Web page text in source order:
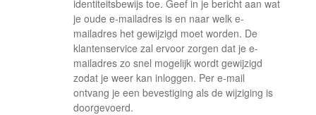
identiteitsbewijs toe. Geef in je bericht aan wat
je oude e-mailadres is en naar welk e-
mailadres het gewijzigd moet worden. De
klantenservice zal ervoor zorgen dat je e-
mailadres zo snel mogelijk wordt gewijzigd
zodat je weer kan inloggen. Per e-mail
ontvang je een bevestiging als de wijziging is
doorgevoerd.